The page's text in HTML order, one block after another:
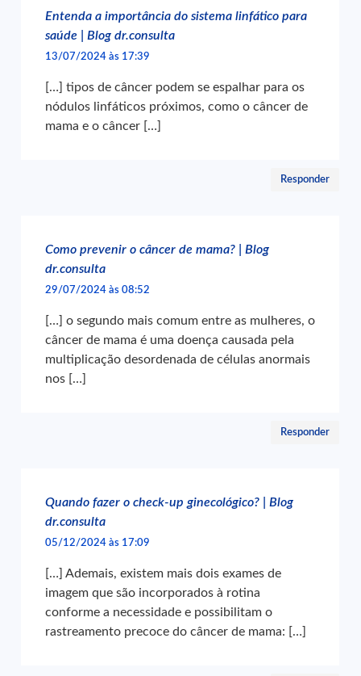
Entenda a importância do sistema linfático para
saúde | Blog dr.consulta
13/07/2024 às 17:39
[…] tipos de câncer podem se espalhar para os
nódulos linfáticos próximos, como o câncer de
mama e o câncer […]
Responder
Como prevenir o câncer de mama? | Blog
dr.consulta
29/07/2024 às 08:52
[…] o segundo mais comum entre as mulheres, o
câncer de mama é uma doença causada pela
multiplicação desordenada de células anormais
nos […]
Responder
Quando fazer o check-up ginecológico? | Blog
dr.consulta
05/12/2024 às 17:09
[…] Ademais, existem mais dois exames de
imagem que são incorporados à rotina
conforme a necessidade e possibilitam o
rastreamento precoce do câncer de mama: […]